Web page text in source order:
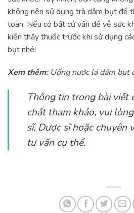
không nên sử dụng trà dâm bụt để
toàn. Nếu có bất cứ vấn đề về sức
kiến thầy thuốc trước khi sử dụng
bụt nhé!
Xem thêm: Uống nước lá dâm bụt
Thông tin trong bài viết
chất tham khảo, vui
sĩ, Dược sĩ hoặc chuyên
tư vấn cụ thể.